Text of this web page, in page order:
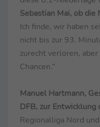
Sebastian Mai, ob
Ich finde, wir haben
nicht bis zur 93.
zurecht verloren,
Chancen.“
Manuel Hartmann,
DFB, zur Entwicklung
Regionalliga Nord